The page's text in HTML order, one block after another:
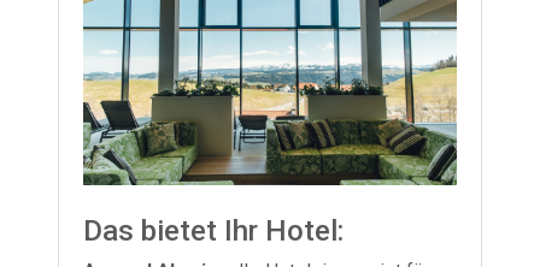
Das bietet Ihr Hotel: